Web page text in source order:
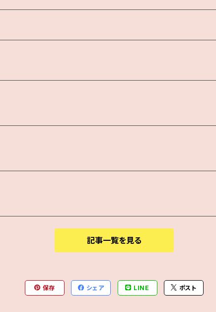
記事一覧を見る
保存 シェア LINE ポスト